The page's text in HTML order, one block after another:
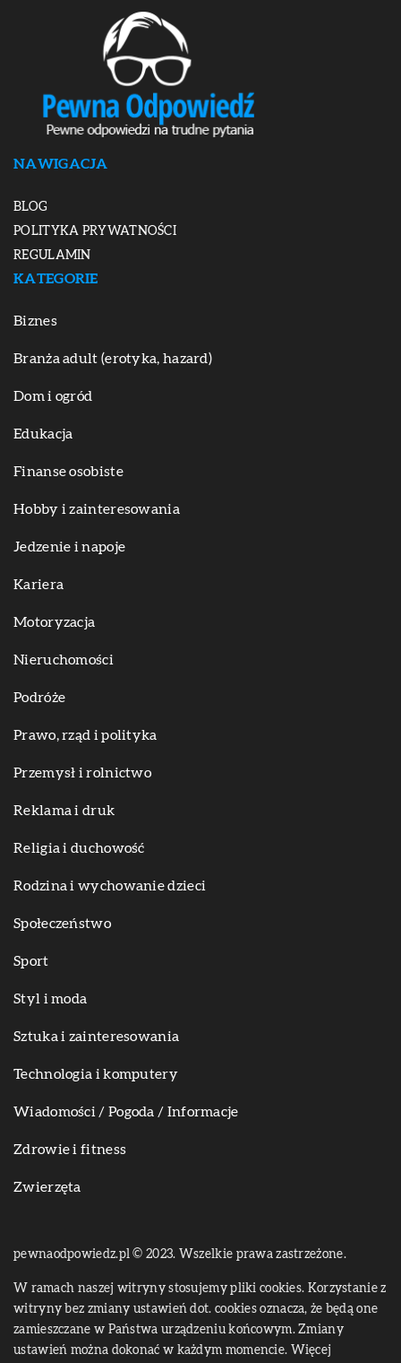
NAWIGACJA
BLOG
POLITYKA PRYWATNOŚCI
REGULAMIN
KATEGORIE
Biznes
Branża adult (erotyka, hazard)
Dom i ogród
Edukacja
Finanse osobiste
Hobby i zainteresowania
Jedzenie i napoje
Kariera
Motoryzacja
Nieruchomości
Podróże
Prawo, rząd i polityka
Przemysł i rolnictwo
Reklama i druk
Religia i duchowość
Rodzina i wychowanie dzieci
Społeczeństwo
Sport
Styl i moda
Sztuka i zainteresowania
Technologia i komputery
Wiadomości / Pogoda / Informacje
Zdrowie i fitness
Zwierzęta
pewnaodpowiedz.pl © 2023. Wszelkie prawa zastrzeżone.
W ramach naszej witryny stosujemy pliki cookies. Korzystanie z
witryny bez zmiany ustawień dot. cookies oznacza, że będą one
zamieszczane w Państwa urządzeniu końcowym. Zmiany
ustawień można dokonać w każdym momencie. Więcej